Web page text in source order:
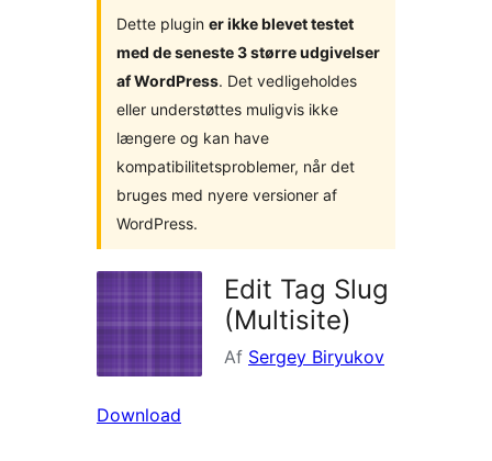
Dette plugin er ikke blevet testet
med de seneste 3 større udgivelser
af WordPress. Det vedligeholdes
eller understøttes muligvis ikke
længere og kan have
kompatibilitetsproblemer, når det
bruges med nyere versioner af
WordPress.
Edit Tag Slug
(Multisite)
Af Sergey Biryukov
Download